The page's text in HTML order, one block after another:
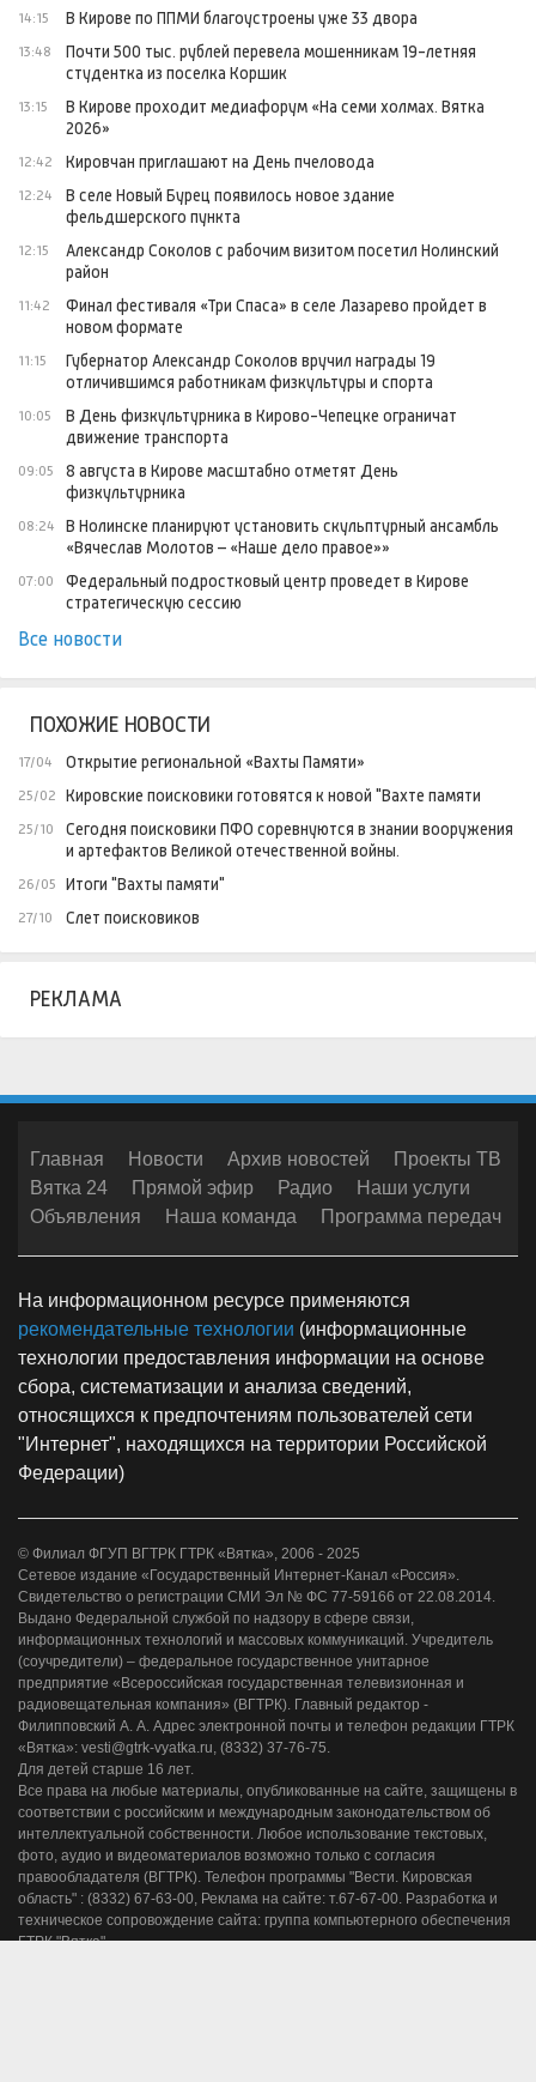
14:15 В Кирове по ППМИ благоустроены уже 33 двора
13:48
Почти 500 тыс. рублей перевела мошенникам 19-летняя
студентка из поселка Коршик
13:15
В Кирове проходит медиафорум «На семи холмах. Вятка
2026»
12:42 Кировчан приглашают на День пчеловода
12:24
В селе Новый Бурец появилось новое здание
фельдшерского пункта
12:15
Александр Соколов с рабочим визитом посетил Нолинский
район
11:42
Финал фестиваля «Три Спаса» в селе Лазарево пройдет в
новом формате
11:15
Губернатор Александр Соколов вручил награды 19
отличившимся работникам физкультуры и спорта
10:05
В День физкультурника в Кирово-Чепецке ограничат
движение транспорта
09:05
8 августа в Кирове масштабно отметят День
физкультурника
08:24
В Нолинске планируют установить скульптурный ансамбль
«Вячеслав Молотов – «Наше дело правое»»
07:00
Федеральный подростковый центр проведет в Кирове
стратегическую сессию
Все новости
ПОХОЖИЕ НОВОСТИ
17/04 Открытие региональной «Вахты Памяти»
25/02 Кировские поисковики готовятся к новой "Вахте памяти
25/10
Сегодня поисковики ПФО соревнуются в знании вооружения
и артефактов Великой отечественной войны.
26/05 Итоги "Вахты памяти"
27/10 Слет поисковиков
РЕКЛАМА
Главная Новости Архив новостей
Проекты ТВ
Вятка 24
Прямой эфир Радио
Наши услуги
Объявления
Наша команда Программа передач
На информационном ресурсе применяются
рекомендательные технологии (информационные
технологии предоставления информации на основе
сбора, систематизации и анализа сведений,
относящихся к предпочтениям пользователей сети
"Интернет", находящихся на территории Российской
Федерации)
© Филиал ФГУП ВГТРК ГТРК «Вятка», 2006 - 2025
Сетевое издание «Государственный Интернет-Канал «Россия».
Свидетельство о регистрации СМИ Эл № ФС 77-59166 от 22.08.2014.
Выдано Федеральной службой по надзору в сфере связи,
информационных технологий и массовых коммуникаций. Учредитель
(соучредители) – федеральное государственное унитарное
предприятие «Всероссийская государственная телевизионная и
радиовещательная компания» (ВГТРК). Главный редактор -
Филипповский А. А. Адрес электронной почты и телефон редакции ГТРК
«Вятка»: vesti@gtrk-vyatka.ru, (8332) 37-76-75.
Для детей старше 16 лет.
Все права на любые материалы, опубликованные на сайте, защищены в
соответствии с российским и международным законодательством об
интеллектуальной собственности. Любое использование текстовых,
фото, аудио и видеоматериалов возможно только с согласия
правообладателя (ВГТРК). Телефон программы "Вести. Кировская
область" : (8332) 67-63-00, Реклама на сайте: т.67-67-00. Разработка и
техническое сопровождение сайта: группа компьютерного обеспечения
ГТРК "Вятка".